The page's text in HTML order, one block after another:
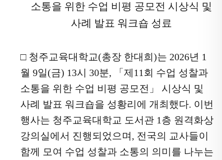
소통을 위한 수업 비평 공모전 시상식 및
사례 발표 워크숍 성료
□ 청주교육대학교(총장 한대희 )는 2026년 1
월 9일(금) 13시 30분, 「 제 11회 수업 성찰과
소통을 위한 수업 비평 공모전 」 시상식 및
사례 발표 워크숍을 성황리에 개최했다. 이번
행사는 청주교육대학교 도서관 1층 원격화상
강의실에서 진행되었으며 , 전국의 교사들이
함께 모여 수업 성찰과 소통의 의미를 나누는